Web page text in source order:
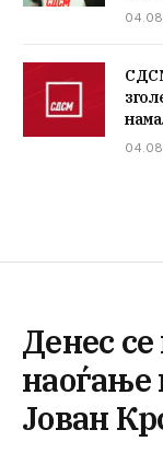
Денес
наоѓање
Јован